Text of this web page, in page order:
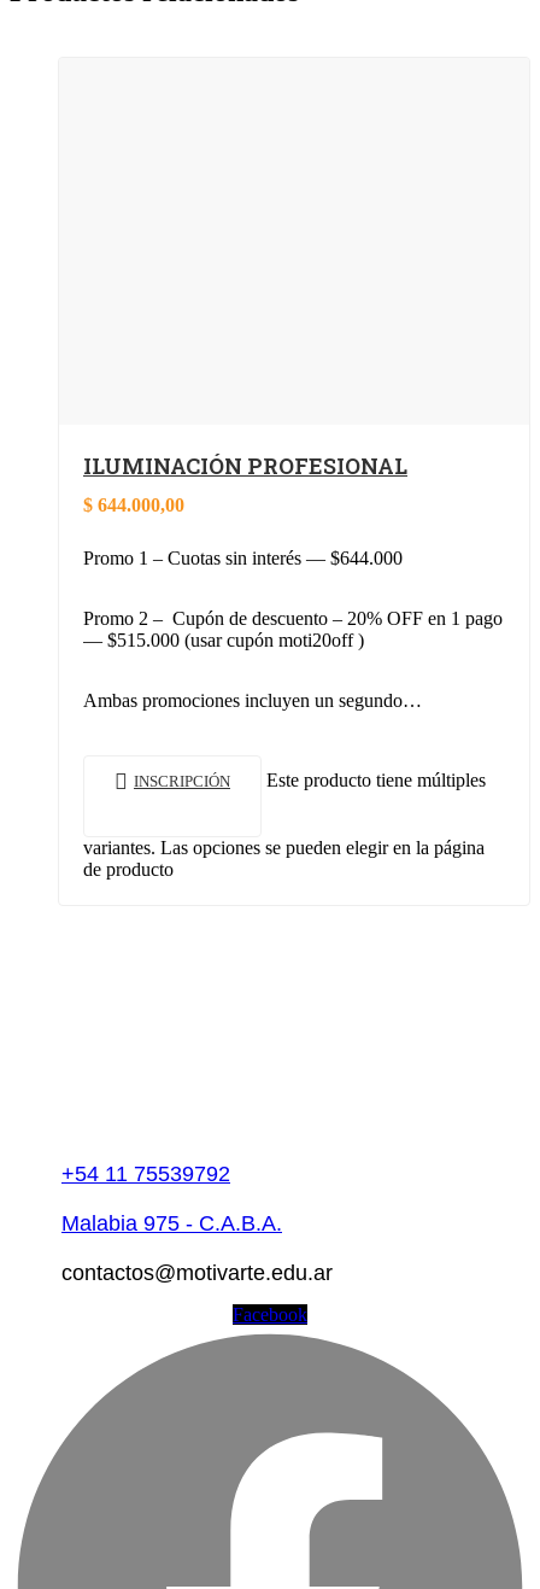
ILUMINACIÓN PROFESIONAL
$ 644.000,00
Promo 1 – Cuotas sin interés — $644.000
Promo 2 – Cupón de descuento – 20% OFF en 1 pago
— $515.000 (usar cupón moti20off )
Ambas promociones incluyen un segundo…
INSCRIPCIÓN Este producto tiene múltiples
variantes. Las opciones se pueden elegir en la página
de producto
+54 11 75539792
Malabia 975 - C.A.B.A.
contactos@motivarte.edu.ar
Facebook